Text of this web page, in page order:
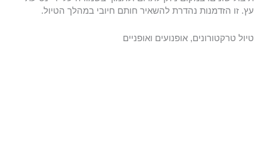
עץ. זו הזדמנות נהדרת להשאיר חותם חיובי במהלך הטיול.
טיול טרקטורונים, אופנועים ואופניים